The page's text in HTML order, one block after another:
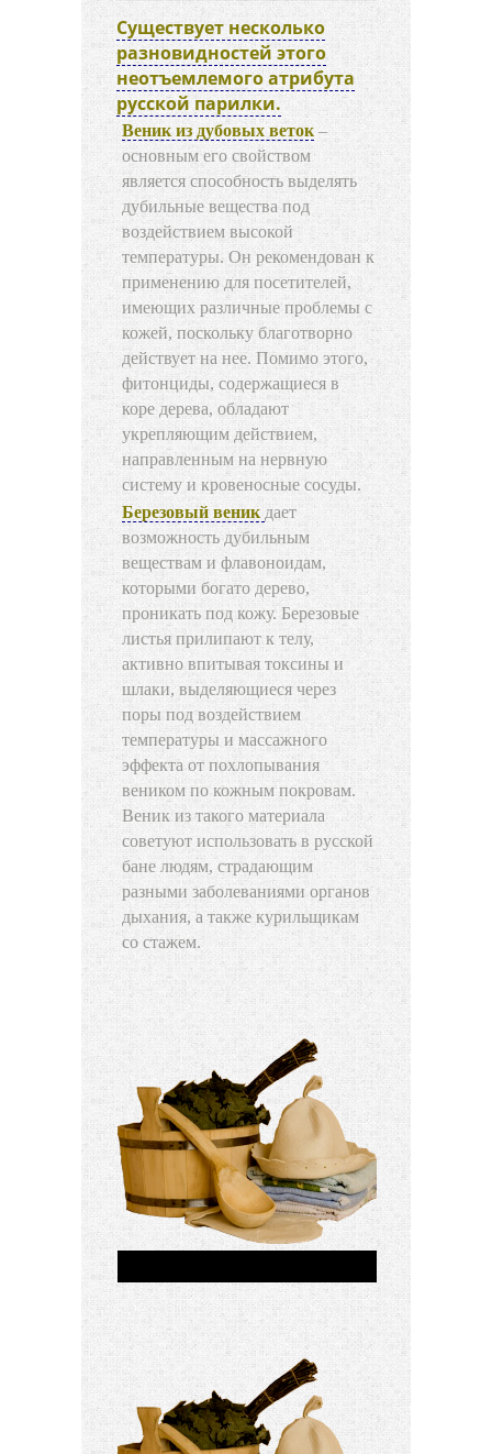
Существует несколько
разновидностей этого
неотъемлемого атрибута
русской парилки.
Веник из дубовых веток–
основным его свойством
является способность выделять
дубильные вещества под
воздействием высокой
температуры. Он рекомендован к
применению для посетителей,
имеющих различные проблемы с
кожей, поскольку благотворно
действует на нее. Помимо этого,
фитонциды, содержащиеся в
коре дерева, обладают
укрепляющим действием,
направленным на нервную
систему и кровеносные сосуды.
Березовый веник дает
возможность дубильным
веществам и флавоноидам,
которыми богато дерево,
проникать под кожу. Березовые
листья прилипают к телу,
активно впитывая токсины и
шлаки, выделяющиеся через
поры под воздействием
температуры и массажного
эффекта от похлопывания
веником по кожным покровам.
Веник из такого материала
советуют использовать в русской
бане людям, страдающим
разными заболеваниями органов
дыхания, а также курильщикам
со стажем.